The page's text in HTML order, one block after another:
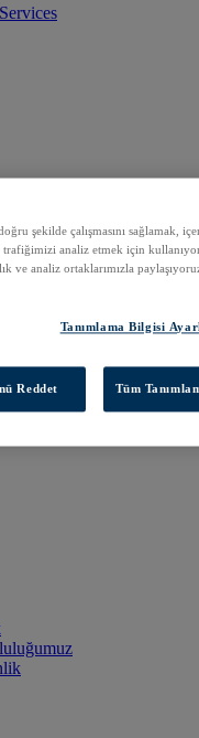
şekilde çalışmasını sağlamak,
analiz etmek için
ve analiz ortaklarımızla
Tanımlama Bilgisi
Reddet Tüm